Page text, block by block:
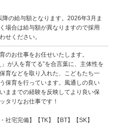
の給与額となります。2026年3月ま
場合は給与額が異なりますので採用
せください。
のお仕事をお任せいたします。
が人を育てる”を合言葉に、主体性を
育などを取り入れた、こどもたち一
保育を行っています。風通しの良い
ままでの経験を反映してより良い保
タリなお仕事です！
社宅完備】【TK】【BT】【SK】